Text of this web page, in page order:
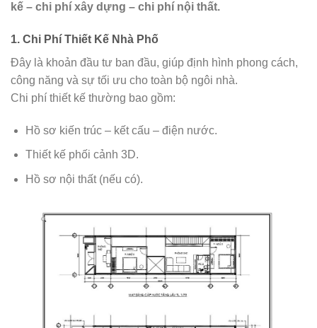
kế – chi phí xây dựng – chi phí nội thất.
1. Chi Phí Thiết Kế Nhà Phố
Đây là khoản đầu tư ban đầu, giúp định hình phong cách,
công năng và sự tối ưu cho toàn bộ ngôi nhà.
Chi phí thiết kế thường bao gồm:
Hồ sơ kiến trúc – kết cấu – điện nước.
Thiết kế phối cảnh 3D.
Hồ sơ nội thất (nếu có).